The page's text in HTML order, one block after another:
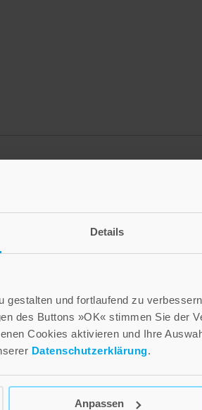
Details
gestalten und fortlaufend zu
des Buttons »OK« stimmen Sie der
Cookies aktivieren und Ihre
Datenschutzerklärung.
Anpassen